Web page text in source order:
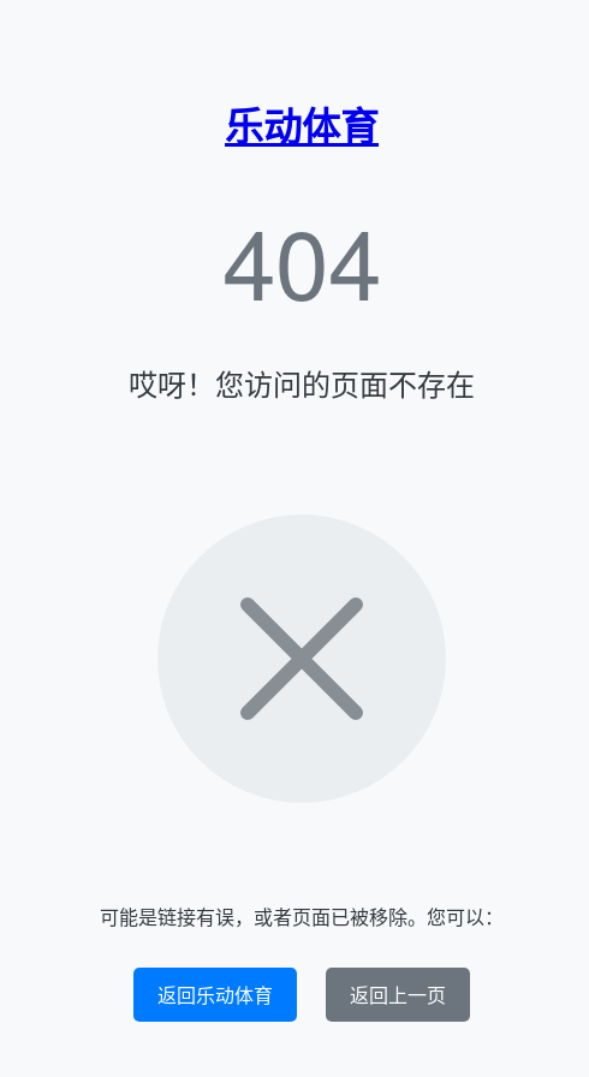
乐动体育
404
哎呀！您访问的页面不存在
可能是链接有误，或者页面已被移除。您可以：
返回乐动体育 返回上一页